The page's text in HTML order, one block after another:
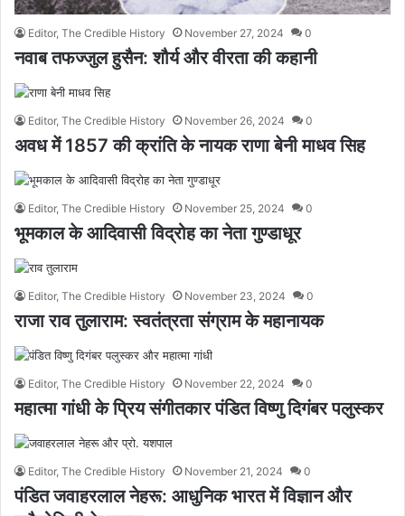
Editor, The Credible History November 27, 2024 0
नवाब तफज्जुल हुसैन: शौर्य और वीरता की कहानी
Editor, The Credible History November 26, 2024 0
अवध में 1857 की क्रांति के नायक राणा बेनी माधव सिह
Editor, The Credible History November 25, 2024 0
भूमकाल के आदिवासी विद्रोह का नेता गुण्डाधूर
Editor, The Credible History November 23, 2024 0
राजा राव तुलाराम: स्वतंत्रता संग्राम के महानायक
Editor, The Credible History November 22, 2024 0
महात्मा गांधी के प्रिय संगीतकार पंडित विष्णु दिगंबर पलुस्कर
Editor, The Credible History November 21, 2024 0
पंडित जवाहरलाल नेहरू: आधुनिक भारत में विज्ञान और